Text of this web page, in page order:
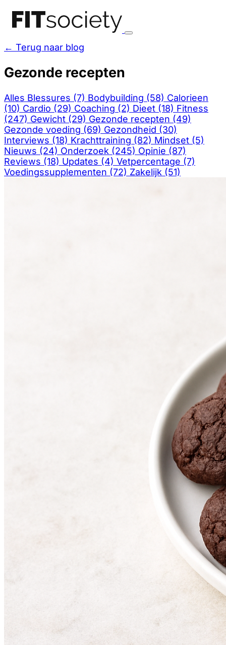
← Terug naar blog
Gezonde recepten
Alles Blessures (7) Bodybuilding (58) Calorieen
(10) Cardio (29) Coaching (2) Dieet (18) Fitness
(247) Gewicht (29) Gezonde recepten (49)
Gezonde voeding (69) Gezondheid (30)
Interviews (18) Krachttraining (82) Mindset (5)
Nieuws (24) Onderzoek (245) Opinie (87)
Reviews (18) Updates (4) Vetpercentage (7)
Voedingssupplementen (72) Zakelijk (51)